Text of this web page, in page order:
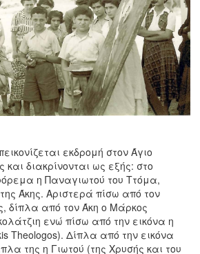
εκδρομή στον Άγιο
διακρίνονται ως εξής: στο
η Παναγιωτού του Ττόμα,
Άκης. Αριστερά πίσω από τον
δίπλα από τον Άκη ο Μάρκος
ενώ πίσω από την εικόνα η
Theologos). Δίπλα από την εικόνα
της η Γιωτού (της Χρυσής και του